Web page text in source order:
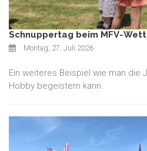
Schnuppertag beim MFV-
Montag, 27. Juli 2026
Ein weiteres Beispiel wie man die
Hobby begeistern kann.